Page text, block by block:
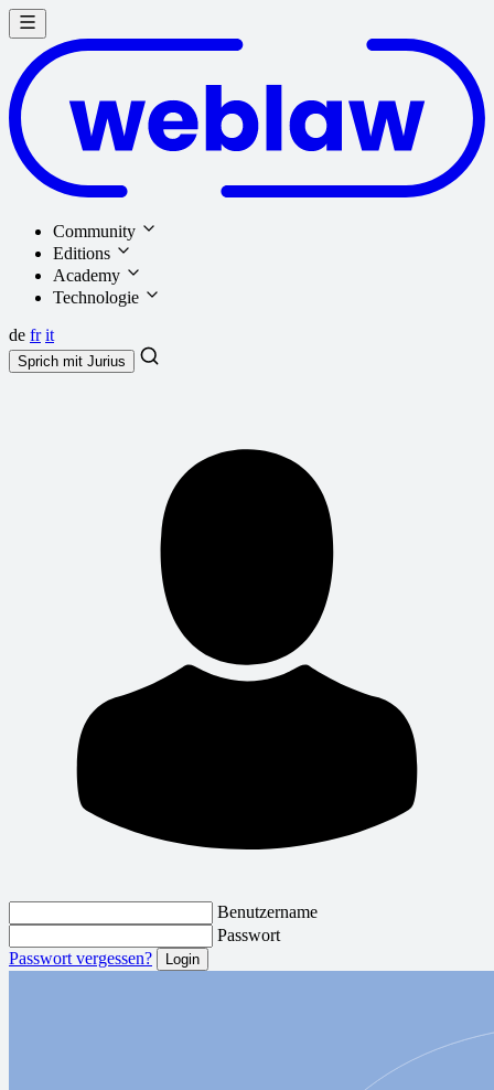
Community
Editions
Academy
Technologie
de fr it
Sprich mit Jurius
Benutzername
Passwort
Passwort vergessen?